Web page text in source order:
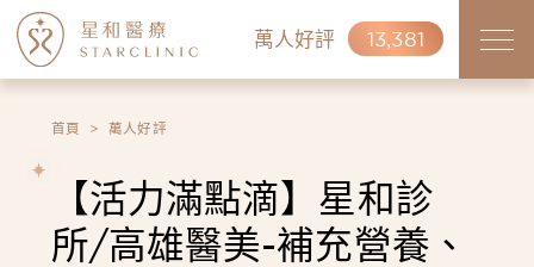
萬人好評 13,381
首頁 萬人好評
【活力滿點滴】星和診
所/高雄醫美-補充營養、